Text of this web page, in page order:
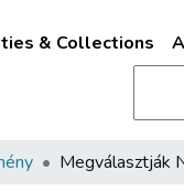
& Collections